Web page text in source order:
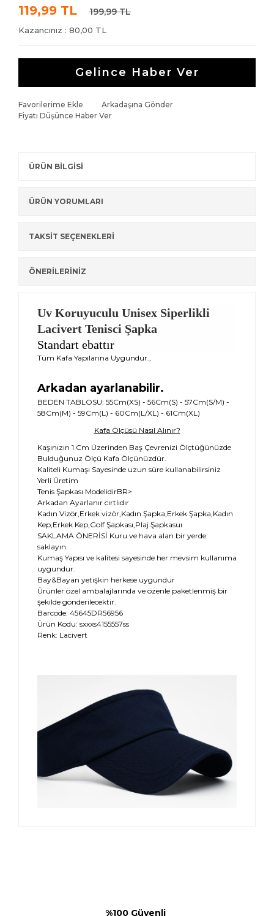
119,99 TL 199,99 TL
Kazancınız : 80,00 TL
Gelince Haber Ver
Favorilerime Ekle
Arkadaşına Gönder
Fiyatı Düşünce Haber Ver
ÜRÜN BİLGİSİ
ÜRÜN YORUMLARI
TAKSİT SEÇENEKLERİ
ÖNERİLERİNİZ
Uv Koruyuculu Unisex Siperlikli
Lacivert Tenisci Şapka
Standart ebattır
Tüm Kafa Yapılarına Uygundur.,
Arkadan ayarlanabilir.
BEDEN TABLOSU: 55Cm(XS) - 56Cm(S) - 57Cm(S/M) -
58Cm(M) - 59Cm(L) - 60Cm(L/XL) - 61Cm(XL)
Kafa Ölçüsü Nasıl Alınır?
Kaşınızın 1 Cm Üzerinden Baş Çevrenizi Ölçtüğünüzde
Bulduğunuz Ölçü Kafa Ölçünüzdür.
Kaliteli Kumaşı Sayesinde uzun süre kullanabilirsiniz
Yerli Üretim
Tenis Şapkası ModelidirBR>
Arkadan Ayarlanır cırtlıdır
Kadın Vizör,Erkek vizör,Kadın Şapka,Erkek Şapka,Kadın
Kep,Erkek Kep,Golf Şapkası,Plaj Şapkasuı
SAKLAMA ÖNERİSİ Kuru ve hava alan bir yerde
saklayın.
Kumaş Yapısı ve kalitesi sayesinde her mevsim kullanıma
uygundur.
Bay&Bayan yetişkin herkese uygundur
Ürünler özel ambalajlarında ve özenle paketlenmiş bir
şekilde gönderilecektir.
Barcode: 45645DR56956
Ürün Kodu: sxxxs4155557ss
Renk: Lacivert
%100 Güvenli